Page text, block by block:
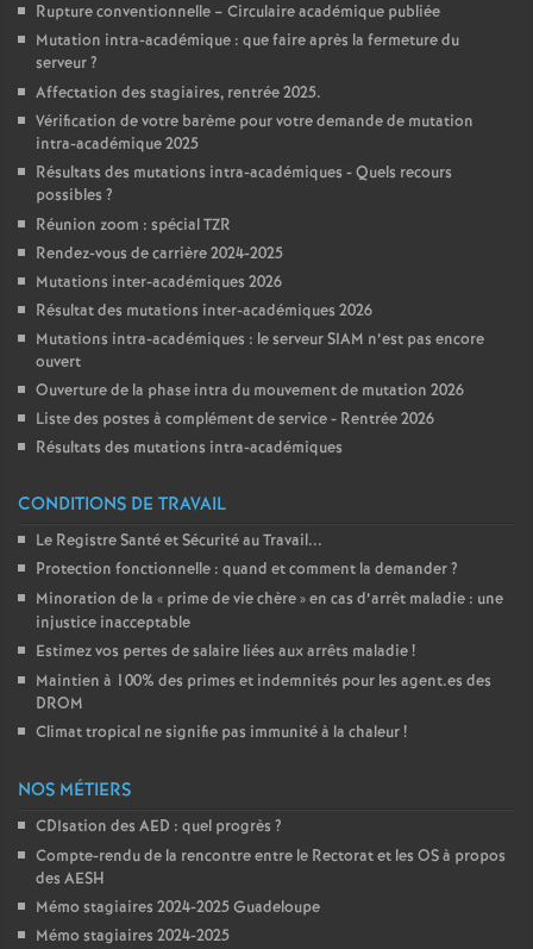
Rupture conventionnelle – Circulaire académique publiée
Mutation intra-académique : que faire après la fermeture du
serveur?
Affectation des stagiaires, rentrée 2025.
Vérification de votre barème pour votre demande de mutation
intra-académique 2025
Résultats des mutations intra-académiques - Quels recours
possibles ?
Réunion zoom : spécial TZR
Rendez-vous de carrière 2024-2025
Mutations inter-académiques 2026
Résultat des mutations inter-académiques 2026
Mutations intra-académiques : le serveur SIAM n’est pas encore
ouvert
Ouverture de la phase intra du mouvement de mutation 2026
Liste des postes à complément de service - Rentrée 2026
Résultats des mutations intra-académiques
CONDITIONS DE TRAVAIL
Le Registre Santé et Sécurité au Travail...
Protection fonctionnelle : quand et comment la demander?
Minoration de la « prime de vie chère» en cas d’arrêt maladie : une
injustice inacceptable
Estimez vos pertes de salaire liées aux arrêts maladie!
Maintien à 100% des primes et indemnités pour les agent.es des
DROM
Climat tropical ne signifie pas immunité à la chaleur!
NOS MÉTIERS
CDIsation des AED : quel progrès ?
Compte-rendu de la rencontre entre le Rectorat et les OS à propos
des AESH
Mémo stagiaires 2024-2025 Guadeloupe
Mémo stagiaires 2024-2025